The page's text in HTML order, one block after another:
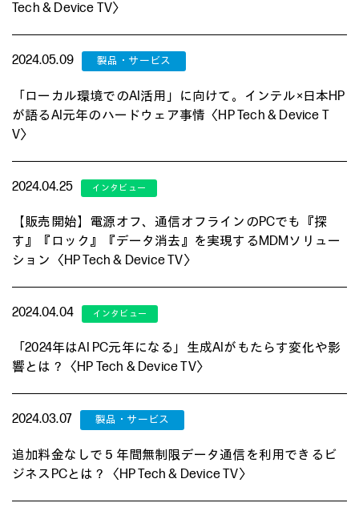
Tech & Device TV〉
2024.05.09
「ローカル環境でのAI活用」に向けて。インテル×日本HP
が語るAI元年のハードウェア事情〈HP Tech & Device T
V〉
2024.04.25
【販売開始】電源オフ、通信オフラインのPCでも『探
す』『ロック』『データ消去』を実現するMDMソリュー
ション〈HP Tech & Device TV〉
2024.04.04
「2024年はAI PC元年になる」生成AIがもたらす変化や影
響とは？〈HP Tech & Device TV〉
2024.03.07
追加料金なしで５年間無制限データ通信を利用できるビ
ジネスPCとは？〈HP Tech & Device TV〉